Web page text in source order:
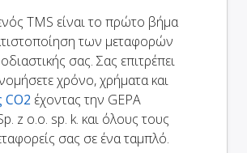
TMS είναι το πρώτο βήμα
των μεταφορών
σας. Σας επιτρέπει
χρόνο, χρήματα και
CO2 έχοντας την GEPA
z o.o. sp. k. και όλους τους
σας σε ένα ταμπλό.